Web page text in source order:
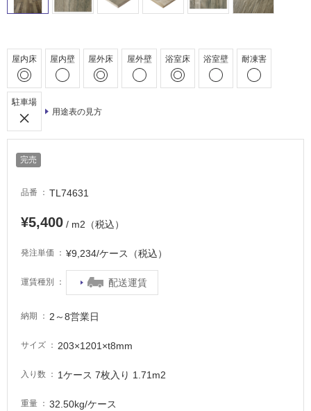
屋内床 屋内壁 屋外床 屋外壁 浴室床 浴室壁 耐凍害
駐車場
用途表の見方
完売
品番 TL74631
¥5,400 / m2（税込）
発注単価 ¥9,234/ケース（税込）
運賃種別 配送運賃
納期 2～8営業日
サイズ 203×1201×t8mm
入り数 1ケース 7枚入り 1.71m2
重量 32.50kg/ケース
場
常
に
適
て
る
て
る
注
意
要
て
な